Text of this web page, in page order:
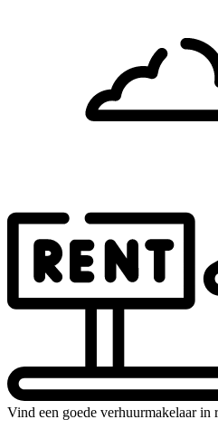
Vind een goede verhuurmakelaar in